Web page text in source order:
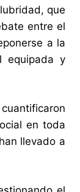
que
entre el
a la
equipada y
en toda
llevado a